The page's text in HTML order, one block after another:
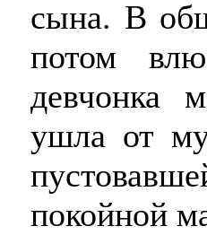
сына. В
потом
девчонка
ушла от
покойной